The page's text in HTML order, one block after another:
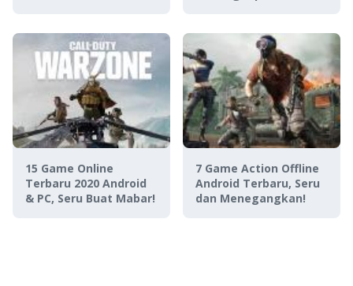
15 Game Online
Terbaru 2020 Android
& PC, Seru Buat Mabar!
7 Game Action Offline
Android Terbaru, Seru
dan Menegangkan!